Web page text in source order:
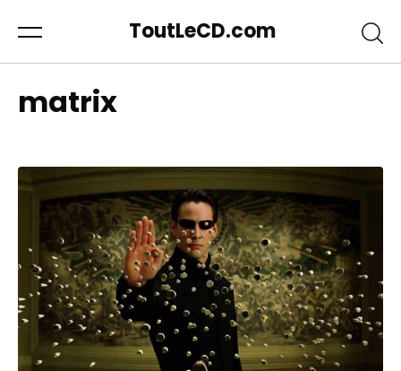
ToutLeCD.com
matrix